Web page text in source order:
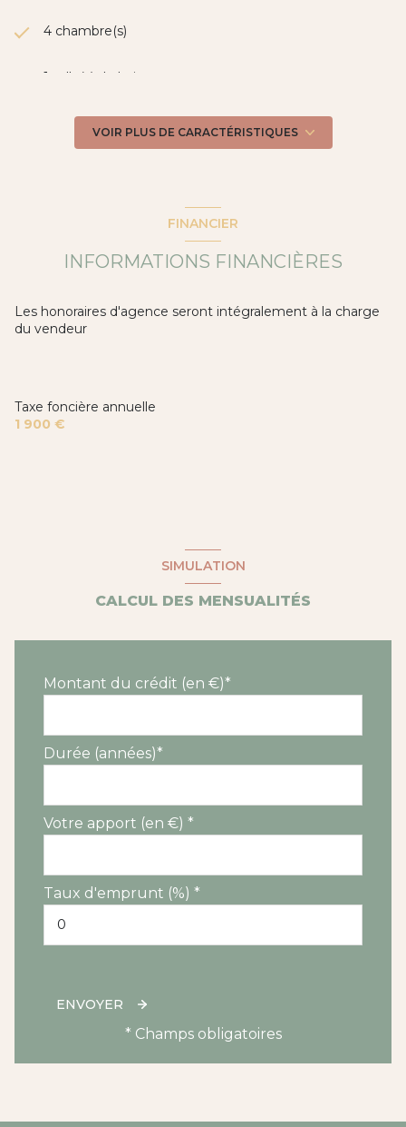
4 chambre(s)
1 salle(s) de bain
1 salle(s) d'eau
Chauffage autre : au sol (autre)
1 garage(s)
4 parking(s)
terrasse
VOIR PLUS DE CARACTÉRISTIQUES
FINANCIER
INFORMATIONS FINANCIÈRES
Les honoraires d'agence seront intégralement à la charge
du vendeur
Taxe foncière annuelle
1 900 €
SIMULATION
CALCUL DES MENSUALITÉS
Montant du crédit (en €)*
Durée (années)*
Votre apport (en €) *
Taux d'emprunt (%) *
ENVOYER
* Champs obligatoires